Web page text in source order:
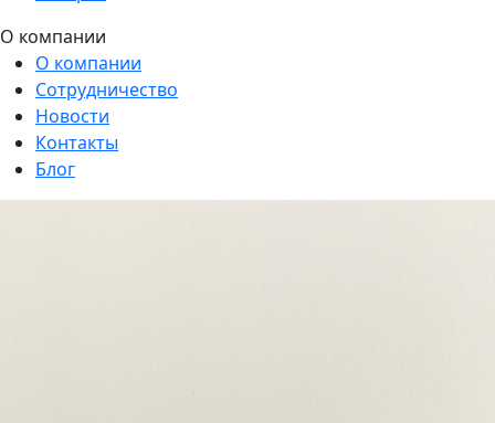
О компании
О компании
Сотрудничество
Новости
Контакты
Блог